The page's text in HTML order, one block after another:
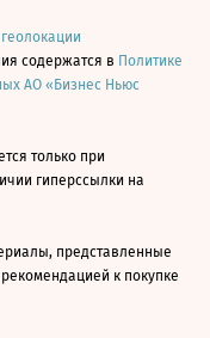
содержатся в Политике
АО «Бизнес Ньюс
только при
гиперссылки на
представленные
к покупке